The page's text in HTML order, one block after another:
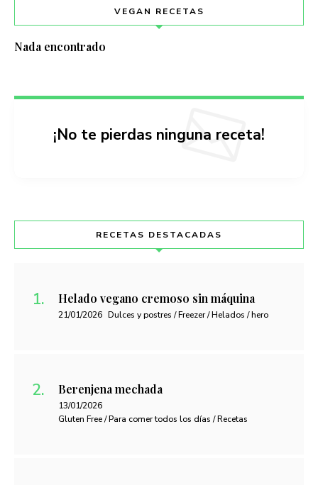
VEGAN RECETAS
Nada encontrado
¡No te pierdas ninguna receta!
RECETAS DESTACADAS
Helado vegano cremoso sin máquina
21/01/2026 Dulces y postres / Freezer / Helados / hero
Berenjena mechada
13/01/2026
Gluten Free / Para comer todos los días / Recetas